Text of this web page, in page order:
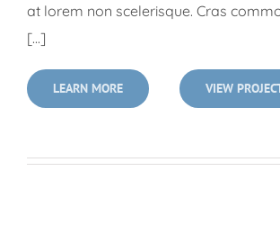
at lorem non scelerisque. Cras
[...]
LEARN MORE VIEW